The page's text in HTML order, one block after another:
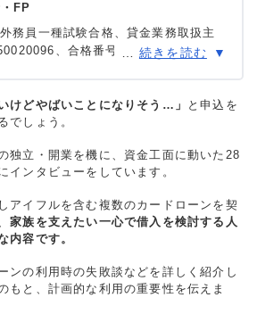
FP
務員一種試験合格、貸金業務取扱主
、合格番号：第F241000177
など、多くの金融領域における情報
に携わり、実績は計2000本以上。ロ
性の高い情報発信を心がけている。
続きを読む
けどやばいことになりそう…」
と申込を
でしょう。
独立・開業を機に、資金工面に動いた28
インタビューをしています。
アイフルを含む複数のカードローンを契
家族を支えたい一心で借入を検討する人
内容です。
ンの利用時の失敗談などを詳しく紹介し
もと、計画的な利用の重要性を伝えま